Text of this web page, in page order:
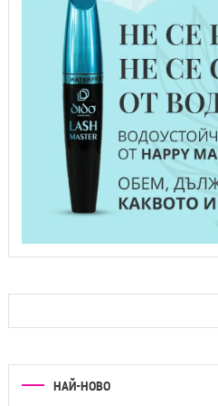
НАЙ-НОВО